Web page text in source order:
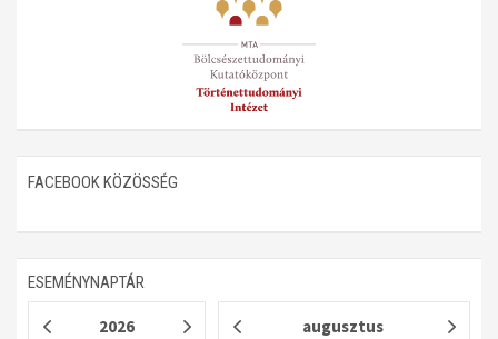
FACEBOOK KÖZÖSSÉG
ESEMÉNYNAPTÁR
2026 augusztus